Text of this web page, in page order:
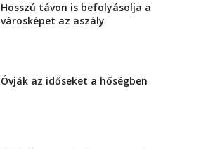
Hosszú távon is befolyásolja a
városképet az aszály
Óvják az időseket a hőségben